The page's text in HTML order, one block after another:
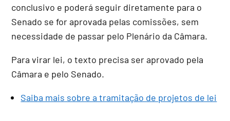
conclusivo e poderá seguir diretamente para o
Senado se for aprovada pelas comissões, sem
necessidade de passar pelo Plenário da Câmara.
Para virar lei, o texto precisa ser aprovado pela
Câmara e pelo Senado.
Saiba mais sobre a tramitação de projetos de lei